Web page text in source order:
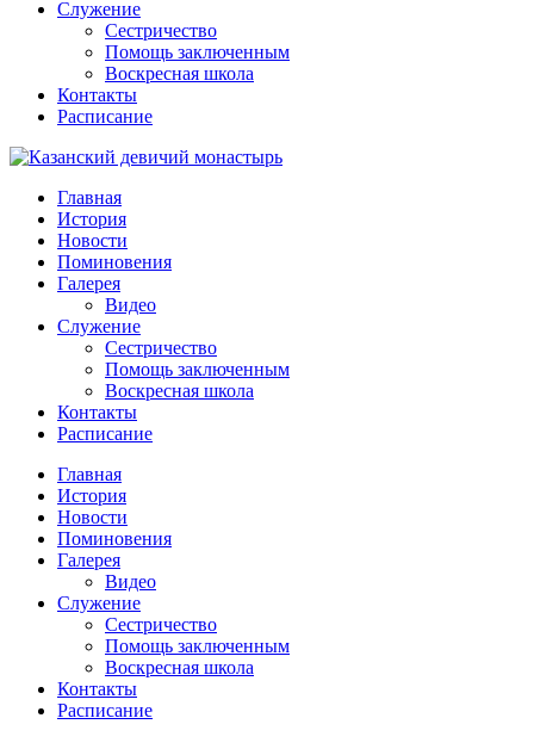
Служение
Сестричество
Помощь заключенным
Воскресная школа
Контакты
Расписание
Главная
История
Новости
Поминовения
Галерея
Видео
Служение
Сестричество
Помощь заключенным
Воскресная школа
Контакты
Расписание
Главная
История
Новости
Поминовения
Галерея
Видео
Служение
Сестричество
Помощь заключенным
Воскресная школа
Контакты
Расписание